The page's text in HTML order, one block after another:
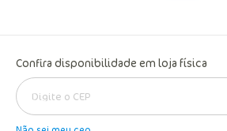
Confira disponibilidade em loja física